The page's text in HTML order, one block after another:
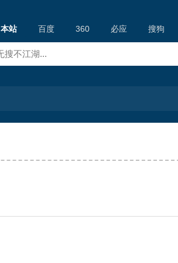
本站 百度 360 必应 搜狗